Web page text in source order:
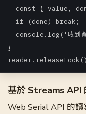
const { value,
  if (done) break;
console.log('收到
}
基於 Streams API
Web Serial API 的